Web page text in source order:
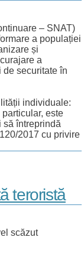
– SNAT)
a populației
și
a
de securitate în
individuale:
este
să întreprindă
2017 cu privire
teroristă
scăzut